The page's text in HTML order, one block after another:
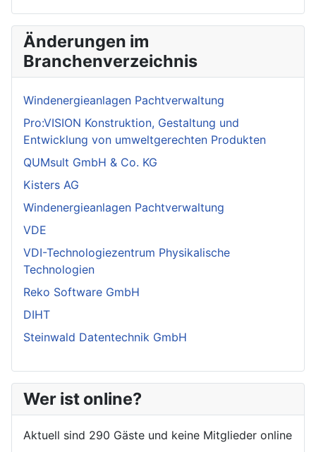
Änderungen im
Branchenverzeichnis
Windenergieanlagen Pachtverwaltung
Pro:VISION Konstruktion, Gestaltung und
Entwicklung von umweltgerechten Produkten
QUMsult GmbH & Co. KG
Kisters AG
Windenergieanlagen Pachtverwaltung
VDE
VDI-Technologiezentrum Physikalische
Technologien
Reko Software GmbH
DIHT
Steinwald Datentechnik GmbH
Wer ist online?
Aktuell sind 290 Gäste und keine Mitglieder online